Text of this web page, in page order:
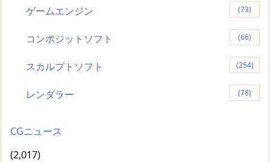
ゲームエンジン (73)
コンポジットソフト (66)
スカルプトソフト (254)
レンダラー (78)
CGニュース
(2,017)